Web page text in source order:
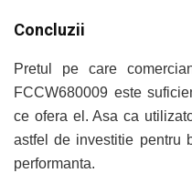
Concluzii
Pretul pe care
FCCW680009 este
ce ofera el. Asa ca
astfel de investitie pentru
performanta.